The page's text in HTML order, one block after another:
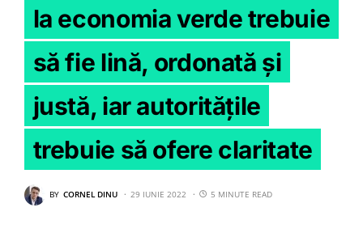
la economia verde trebuie
să fie lină, ordonată și
justă, iar autoritățile
trebuie să ofere claritate
BY CORNEL DINU 29 IUNIE 2022 5 MINUTE READ